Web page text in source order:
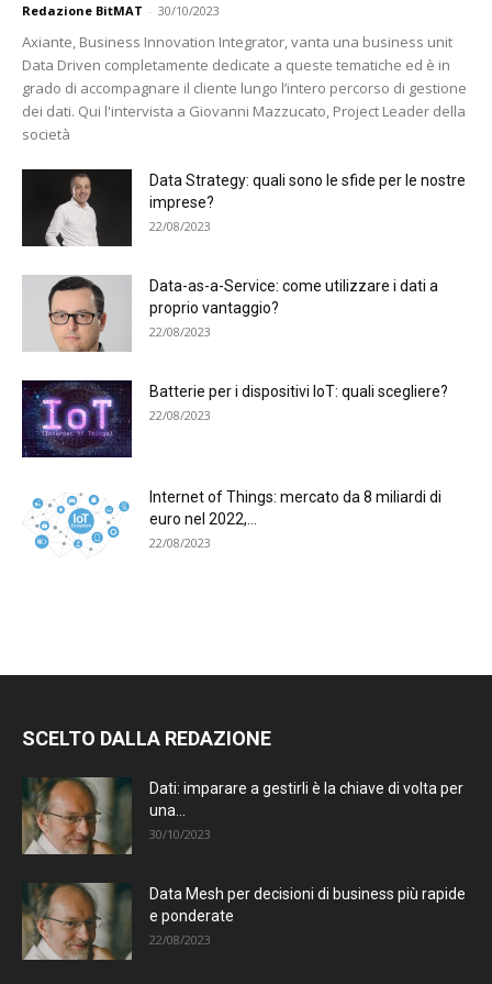
Redazione BitMAT - 30/10/2023
Axiante, Business Innovation Integrator, vanta una business unit
Data Driven completamente dedicate a queste tematiche ed è in
grado di accompagnare il cliente lungo l’intero percorso di gestione
dei dati. Qui l'intervista a Giovanni Mazzucato, Project Leader della
società
Data Strategy: quali sono le sfide per le nostre
imprese?
22/08/2023
Data-as-a-Service: come utilizzare i dati a
proprio vantaggio?
22/08/2023
Batterie per i dispositivi IoT: quali scegliere?
22/08/2023
Internet of Things: mercato da 8 miliardi di
euro nel 2022,...
22/08/2023
SCELTO DALLA REDAZIONE
Dati: imparare a gestirli è la chiave di volta per
una...
30/10/2023
Data Mesh per decisioni di business più rapide
e ponderate
22/08/2023